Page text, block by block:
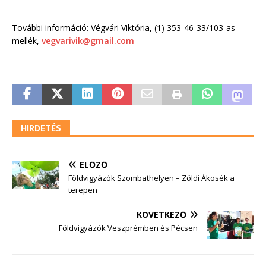
További információ: Végvári Viktória, (1) 353-46-33/103-as
mellék, vegvarivik@gmail.com
HIRDETÉS
ELŐZŐ
Földvigyázók Szombathelyen – Zöldi Ákosék a
terepen
KÖVETKEZŐ
Földvigyázók Veszprémben és Pécsen